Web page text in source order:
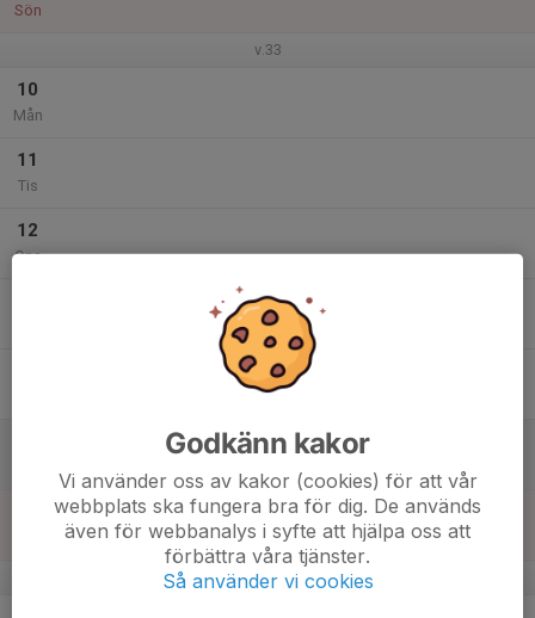
Sön
v.33
10
Mån
11
Tis
12
Ons
v.34
Godkänn kakor
Vi använder oss av kakor (cookies) för att vår
webbplats ska fungera bra för dig. De används
även för webbanalys i syfte att hjälpa oss att
förbättra våra tjänster.
Så använder vi cookies